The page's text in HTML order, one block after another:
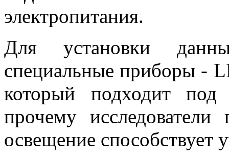
электропитания.
Для установки
специальные приборы -
который подходит
прочему
освещение